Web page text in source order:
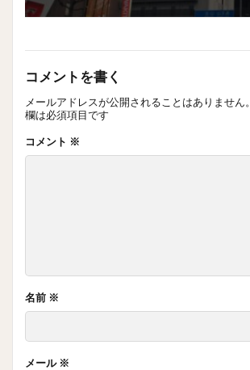
コメントを書く
メールアドレスが公開されることはありません。
欄は必須項目です
コメント ※
名前 ※
メール ※